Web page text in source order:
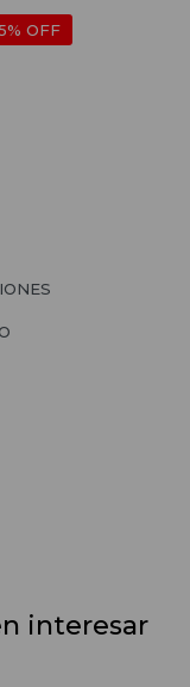
interesar